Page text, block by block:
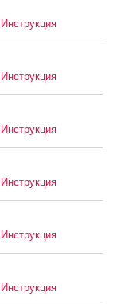
Инструкция
Инструкция
Инструкция
Инструкция
Инструкция
Инструкция